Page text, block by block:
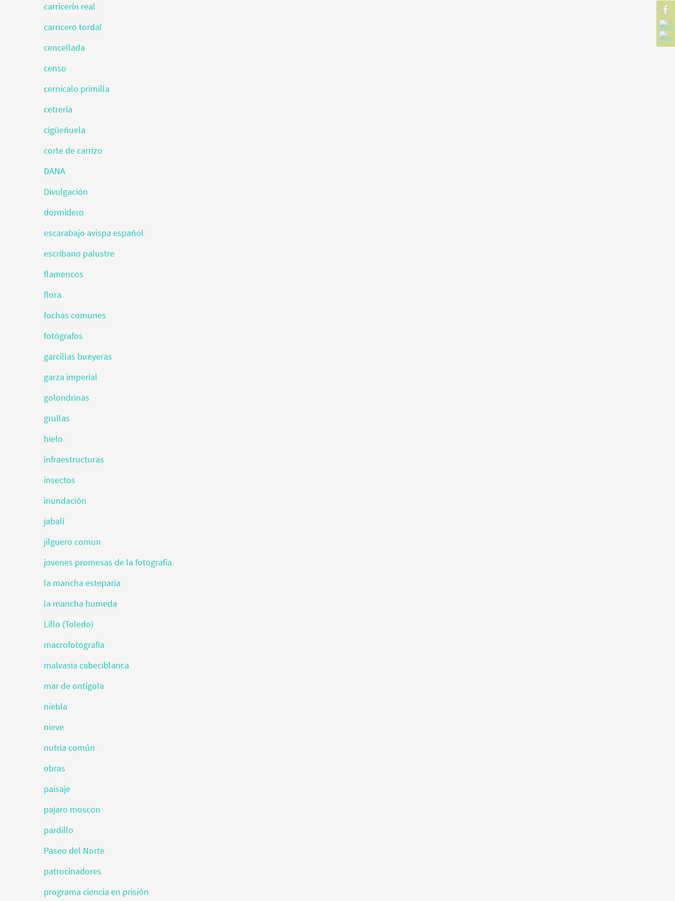
carricerín real
carricero tordal
cencellada
censo
cernicalo primilla
cetrería
cigüeñuela
corte de carrizo
DANA
Divulgación
dormidero
escarabajo avispa español
escribano palustre
flamencos
flora
fochas comunes
fotógrafos
garcillas bueyeras
garza imperial
golondrinas
grullas
hielo
infraestructuras
insectos
inundación
jabalí
jilguero comun
jovenes promesas de la fotografia
la mancha esteparia
la mancha humeda
Lillo (Toledo)
macrofotografía
malvasia cabeciblanca
mar de ontígola
niebla
nieve
nutria común
obras
paisaje
pajaro moscon
pardillo
Paseo del Norte
patrocinadores
programa ciencia en prisión